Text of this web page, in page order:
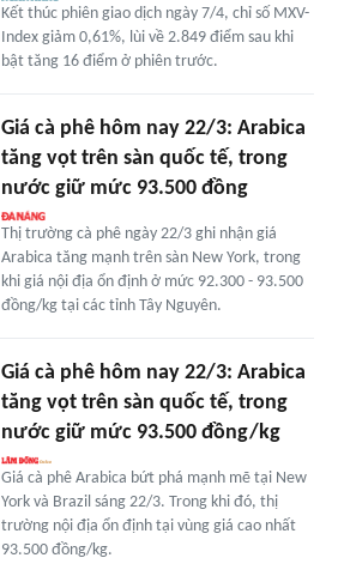
Kết thúc phiên giao dịch ngày 7/4, chỉ số MXV-
Index giảm 0,61%, lùi về 2.849 điểm sau khi
bật tăng 16 điểm ở phiên trước.
Giá cà phê hôm nay 22/3: Arabica
tăng vọt trên sàn quốc tế, trong
nước giữ mức 93.500 đồng
Thị trường cà phê ngày 22/3 ghi nhận giá
Arabica tăng mạnh trên sàn New York, trong
khi giá nội địa ổn định ở mức 92.300 - 93.500
đồng/kg tại các tỉnh Tây Nguyên.
Giá cà phê hôm nay 22/3: Arabica
tăng vọt trên sàn quốc tế, trong
nước giữ mức 93.500 đồng/kg
Giá cà phê Arabica bứt phá mạnh mẽ tại New
York và Brazil sáng 22/3. Trong khi đó, thị
trường nội địa ổn định tại vùng giá cao nhất
93.500 đồng/kg.